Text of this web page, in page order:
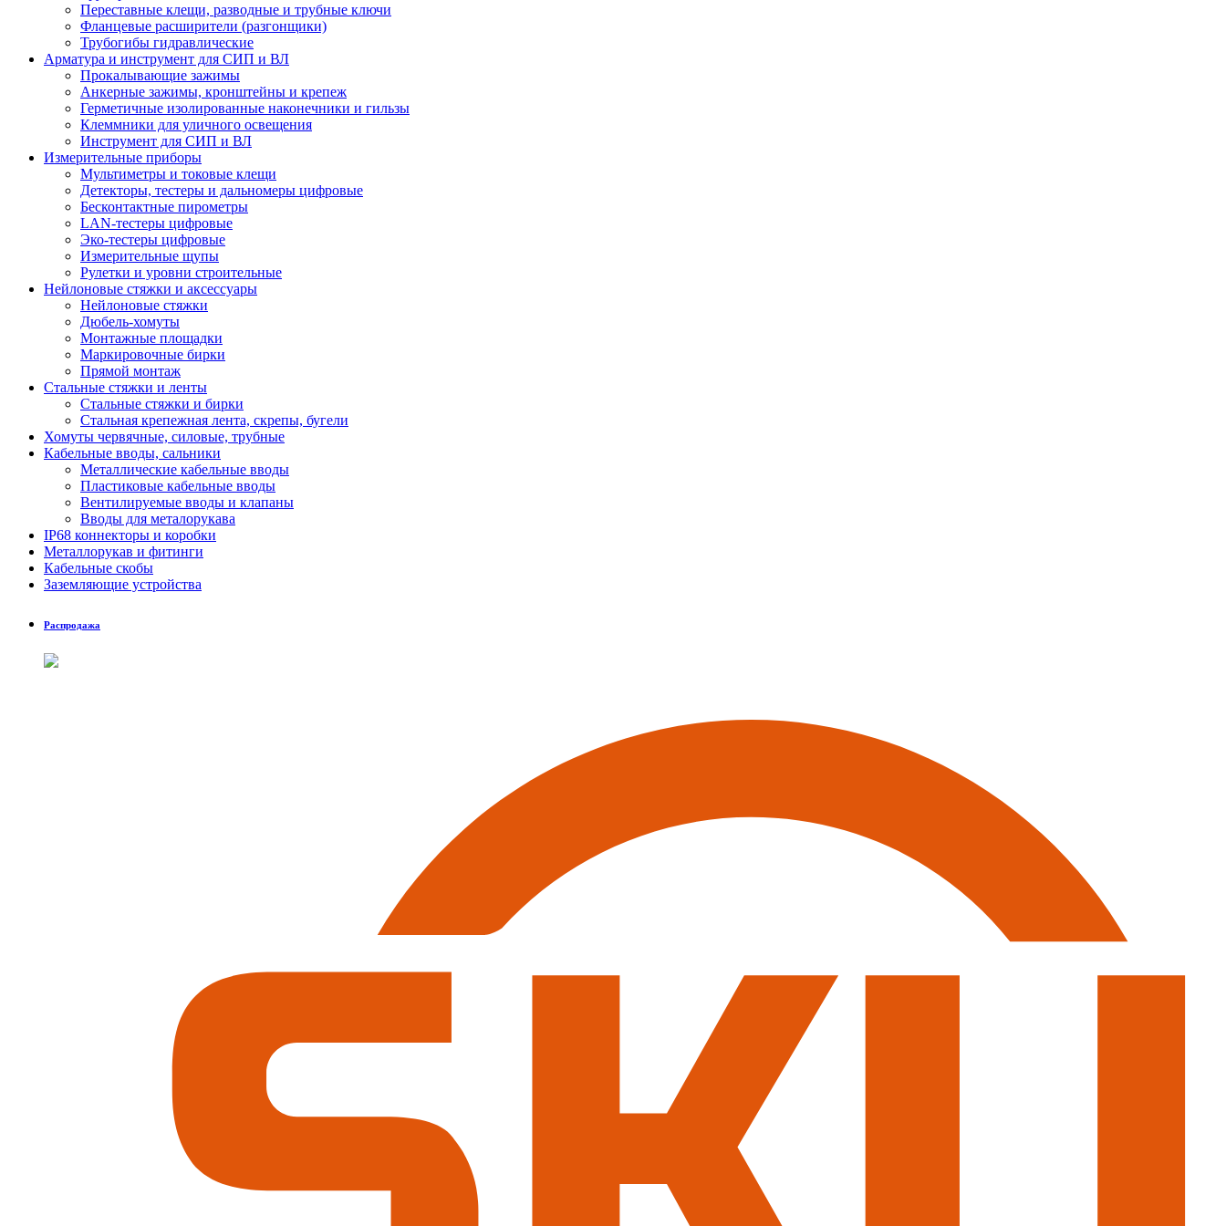
Переставные клещи, разводные и трубные ключи
Фланцевые расширители (разгонщики)
Трубогибы гидравлические
Арматура и инструмент для СИП и ВЛ
Прокалывающие зажимы
Анкерные зажимы, кронштейны и крепеж
Герметичные изолированные наконечники и гильзы
Клеммники для уличного освещения
Инструмент для СИП и ВЛ
Измерительные приборы
Мультиметры и токовые клещи
Детекторы, тестеры и дальномеры цифровые
Бесконтактные пирометры
LAN-тестеры цифровые
Эко-тестеры цифровые
Измерительные щупы
Рулетки и уровни строительные
Нейлоновые стяжки и аксессуары
Нейлоновые стяжки
Дюбель-хомуты
Монтажные площадки
Маркировочные бирки
Прямой монтаж
Стальные стяжки и ленты
Стальные стяжки и бирки
Стальная крепежная лента, скрепы, бугели
Хомуты червячные, силовые, трубные
Кабельные вводы, сальники
Металлические кабельные вводы
Пластиковые кабельные вводы
Вентилируемые вводы и клапаны
Вводы для металорукава
IP68 коннекторы и коробки
Металлорукав и фитинги
Кабельные скобы
Заземляющие устройства
Распродажа